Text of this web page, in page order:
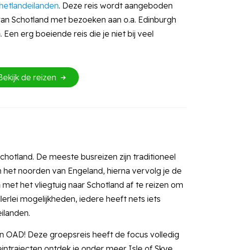
. Deze reis wordt aangeboden
Schotland met bezoeken aan o.a. Edinburgh
erg boeiende reis die je niet bij veel
de reizen
De meeste busreizen zijn traditioneel
noorden van Engeland, hierna vervolg je de
het vliegtuig naar Schotland af te reizen om
mogelijkheden, iedere heeft nets iets
OAD! Deze groepsreis heeft de focus volledig